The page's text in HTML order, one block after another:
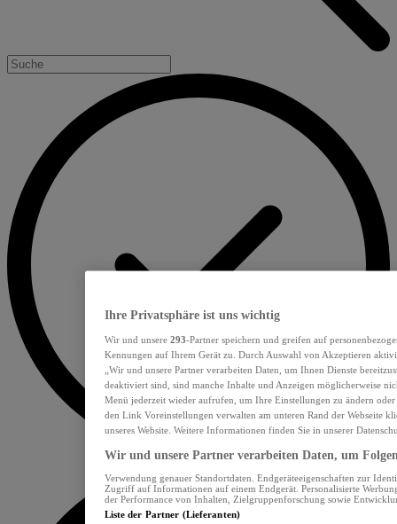
Ihre Privatsphäre ist uns wichtig
Wir und unsere 293-Partner speichern und greifen auf
Kennungen auf Ihrem Gerät zu. Durch Auswahl von Akzeptieren
„Wir und unsere Partner verarbeiten Daten, um Ihnen Dienste
deaktiviert sind, sind manche Inhalte und Anzeigen möglicherweise
Menü jederzeit wieder aufrufen, um Ihre Einstellungen zu ändern
den Link Voreinstellungen verwalten am unteren Rand der Webseite
unseres Website. Weitere Informationen finden Sie in unserer
Wir und unsere Partner verarbeiten Daten, um
Verwendung genauer Standortdaten. Endgeräteeigenschaften zur
Zugriff auf Informationen auf einem Endgerät. Personalisierte
der Performance von Inhalten, Zielgruppenforschung sowie
Liste der Partner (Lieferanten)